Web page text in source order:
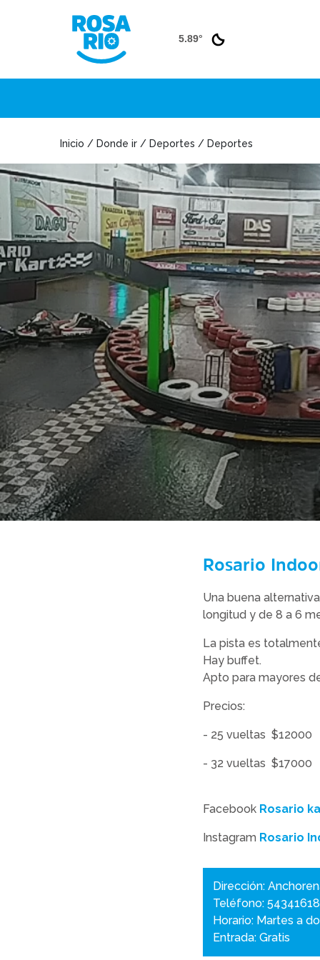
5.89°
Inicio / Donde ir / Deportes / Deportes
Rosario
Una buena
longitud y de 8 a 6
La pista es
Hay buffet.
Apto para mayores
Precios:
- 25 vueltas $12000
- 32 vueltas $17000
Facebook Rosario
Instagram Rosario
Dirección:
Teléfono:
Horario: Martes a
Entrada: Gratis